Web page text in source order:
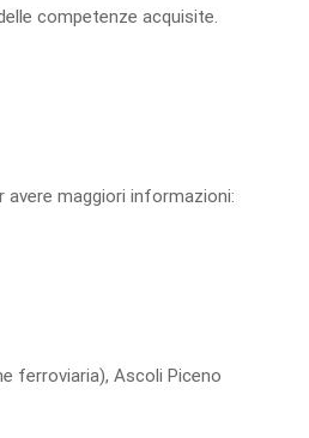
competenze acquisite.
maggiori informazioni:
ferroviaria), Ascoli Piceno